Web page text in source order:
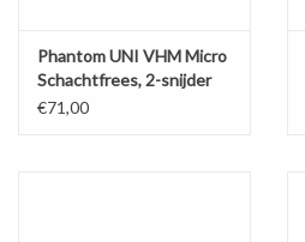
Phantom UNI VHM Micro
Schachtfrees, 2-snijder
€71,00